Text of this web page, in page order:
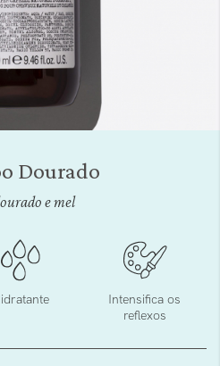
Dourado
e mel
Intensifica os
reflexos